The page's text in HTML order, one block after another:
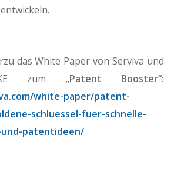
das White Paper von Serviva und
zum „Patent Booster“:
white-paper/patent-
schluessel-fuer-schnelle-
patentideen/